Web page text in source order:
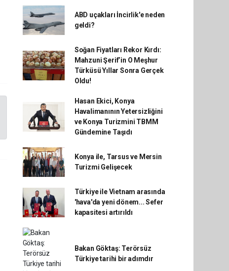
ABD uçakları İncirlik'e neden
geldi?
Soğan Fiyatları Rekor Kırdı:
Mahzuni Şerif’in O Meşhur
Türküsü Yıllar Sonra Gerçek
Oldu!
Hasan Ekici, Konya
Havalimanının Yetersizliğini
ve Konya Turizmini TBMM
Gündemine Taşıdı
Konya ile, Tarsus ve Mersin
Turizmi Gelişecek
Türkiye ile Vietnam arasında
'hava'da yeni dönem... Sefer
kapasitesi artırıldı
Bakan Göktaş: Terörsüz
Türkiye tarihi bir adımdır